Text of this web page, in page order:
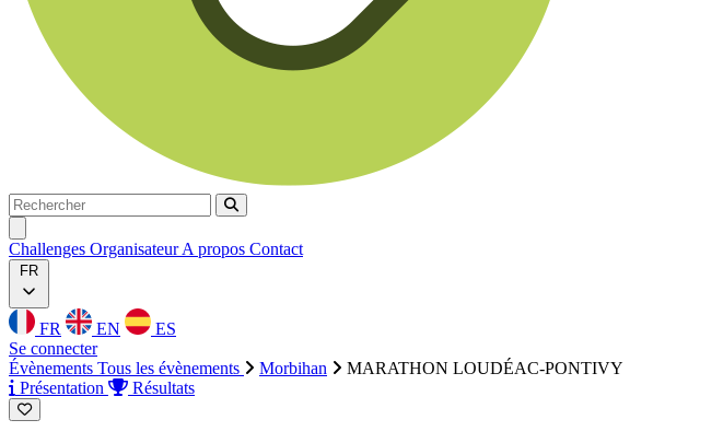
Rechercher
Rechercher
Challenges OrganisateurA propos Contact
FR
FR EN
ES
Se connecter
Évènements Tous les évènements Morbihan
MARATHON LOUDÉAC-PONTIVY
Présentation
Résultats